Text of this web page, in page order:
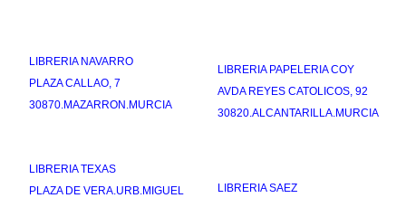
LIBRERIA NAVARRO
PLAZA CALLAO, 7
30870.MAZARRON.MURCIA
LIBRERIA PAPELERIA COY
AVDA REYES CATOLICOS, 92
30820.ALCANTARILLA.MURCIA
LIBRERIA TEXAS
PLAZA DE VERA.URB.MIGUEL
LIBRERIA SAEZ